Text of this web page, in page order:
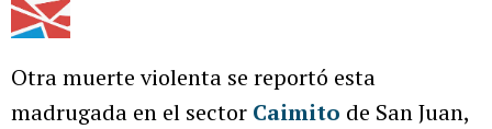
Otra muerte violenta se reportó esta
madrugada en el sector Caimito de San Juan,